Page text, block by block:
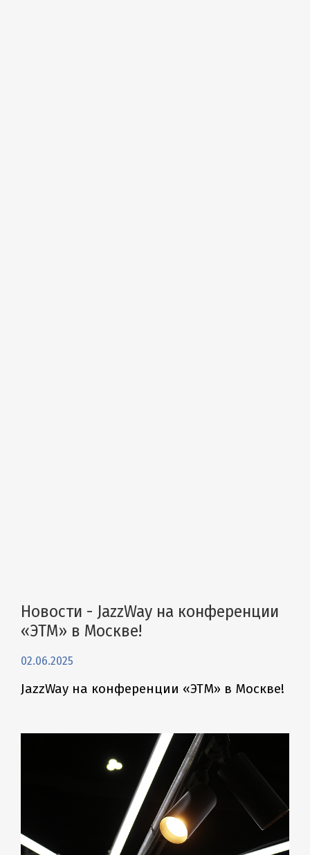
Новости - JazzWay на конференции
«ЭТМ» в Москве!
02.06.2025
JazzWay на конференции «ЭТМ» в Москве!